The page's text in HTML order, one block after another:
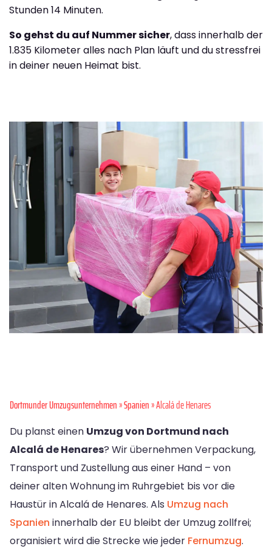
Stunden 14 Minuten.
So gehst du auf Nummer sicher, dass innerhalb der
1.835 Kilometer alles nach Plan läuft und du stressfrei
in deiner neuen Heimat bist.
Dortmunder Umzugsunternehmen»Spanien» Alcalá de Henares
Du planst einen Umzug von Dortmund nach
Alcalá de Henares? Wir übernehmen Verpackung,
Transport und Zustellung aus einer Hand – von
deiner alten Wohnung im Ruhrgebiet bis vor die
Haustür in Alcalá de Henares. Als Umzug nach
Spanien innerhalb der EU bleibt der Umzug zollfrei;
organisiert wird die Strecke wie jeder Fernumzug.